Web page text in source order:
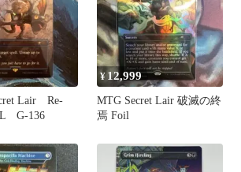
Lair Re-
G-136
¥ 12,999
MTG Secret Lair 破滅の終
焉 Foil